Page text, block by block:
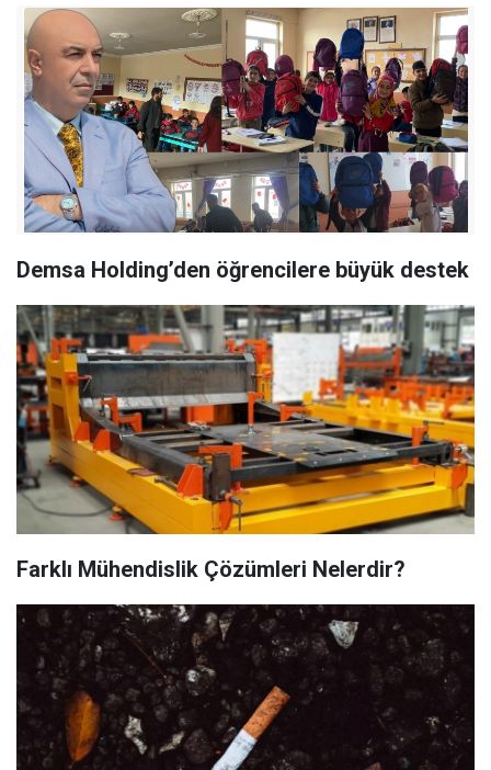
Demsa Holding’den öğrencilere büyük destek
Farklı Mühendislik Çözümleri Nelerdir?